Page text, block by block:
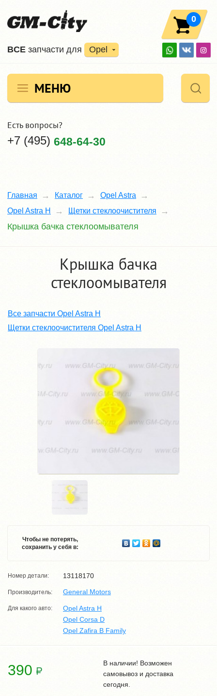
ВCE запчасти для Opel
0
МЕНЮ
Есть вопросы?
+7 (495) 648-64-30
Главная Каталог
Opel Astra
Opel Astra H
Щетки стеклоочистителя
Крышка бачка стеклоомывателя
Крышка бачка
стеклоомывателя
Все запчасти Opel Astra H
Щетки стеклоочистителя Opel Astra H
Чтобы не потерять,
сохранить у себя в:
Номер детали: 13118170
Производитель: General Motors
Для какого авто:
Opel Astra H
Opel Corsa D
Opel Zafira B Family
390
В наличии! Возможен
самовывоз и доставка
сегодня.